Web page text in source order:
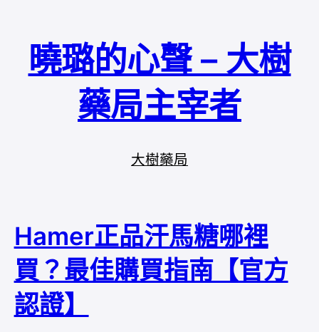
曉璐的心聲 – 大樹
藥局主宰者
大樹藥局
Hamer正品汗馬糖哪裡
買？最佳購買指南【官方
認證】